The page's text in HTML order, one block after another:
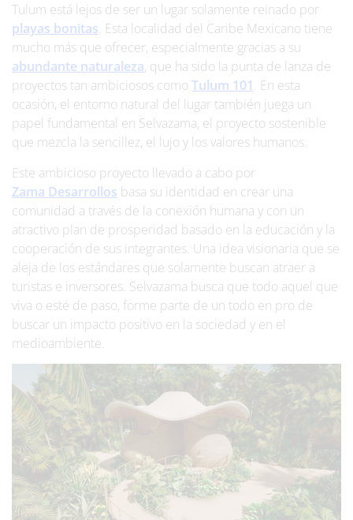
Tulum está lejos de ser un lugar solamente reinado por
playas bonitas. Esta localidad del Caribe Mexicano tiene
mucho más que ofrecer, especialmente gracias a su
abundante naturaleza, que ha sido la punta de lanza de
proyectos tan ambiciosos como Tulum 101. En esta
ocasión, el entorno natural del lugar también juega un
papel fundamental en Selvazama, el proyecto sostenible
que mezcla la sencillez, el lujo y los valores humanos.
Este ambicioso proyecto llevado a cabo por
Zama Desarrollos basa su identidad en crear una
comunidad a través de la conexión humana y con un
atractivo plan de prosperidad basado en la educación y la
cooperación de sus integrantes. Una idea visionaria que se
aleja de los estándares que solamente buscan atraer a
turistas e inversores. Selvazama busca que todo aquel que
viva o esté de paso, forme parte de un todo en pro de
buscar un impacto positivo en la sociedad y en el
medioambiente.